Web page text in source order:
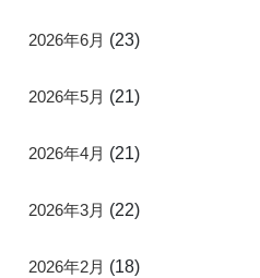
2026年6月 (23)
2026年5月 (21)
2026年4月 (21)
2026年3月 (22)
2026年2月 (18)